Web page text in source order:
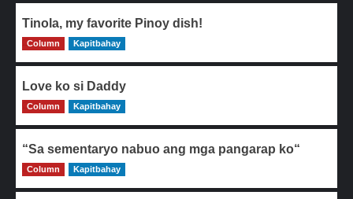
Tinola, my favorite Pinoy dish!
0
Column Kapitbahay
Love ko si Daddy
0
Column Kapitbahay
“Sa sementaryo nabuo ang mga pangarap ko“
0
Column Kapitbahay